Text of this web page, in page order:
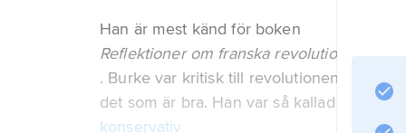
Han är mest känd för boken
Reflektioner om franska revolutionen
. Burke var kritisk till revolutionen. Han
det som är bra. Han var så kallad
konservativ